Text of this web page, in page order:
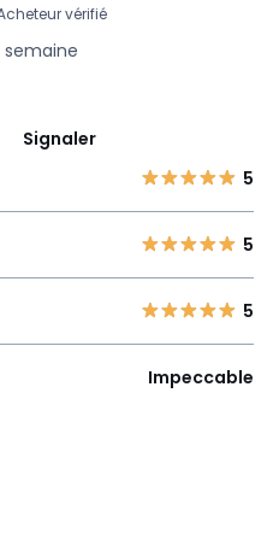
vérifié
semaine
Signaler
5
5
5
Impeccable